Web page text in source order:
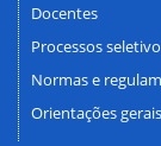
Docentes
Processos
Normas e
Orientações gerais